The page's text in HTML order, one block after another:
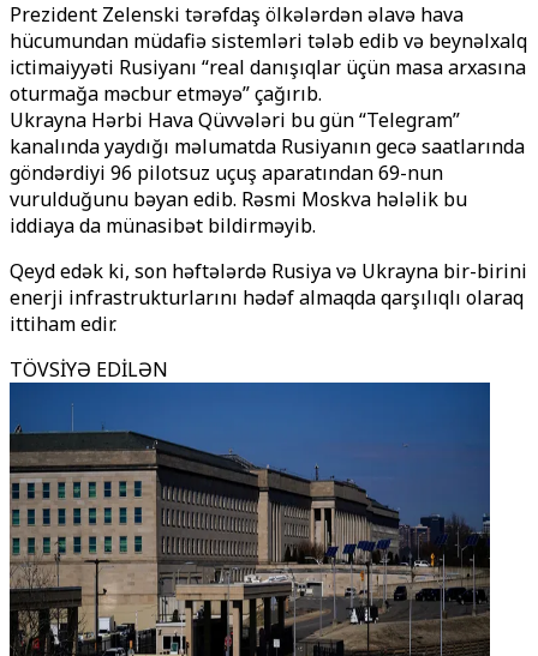
Prezident Zelenski tərəfdaş ölkələrdən əlavə hava
hücumundan müdafiə sistemləri tələb edib və beynəlxalq
ictimaiyyəti Rusiyanı “real danışıqlar üçün masa arxasına
oturmağa məcbur etməyə” çağırıb.
Ukrayna Hərbi Hava Qüvvələri bu gün “Telegram”
kanalında yaydığı məlumatda Rusiyanın gecə saatlarında
göndərdiyi 96 pilotsuz uçuş aparatından 69-nun
vurulduğunu bəyan edib. Rəsmi Moskva hələlik bu
iddiaya da münasibət bildirməyib.
Qeyd edək ki, son həftələrdə Rusiya və Ukrayna bir-birini
enerji infrastrukturlarını hədəf almaqda qarşılıqlı olaraq
ittiham edir.
TÖVSİYƏ EDİLƏN